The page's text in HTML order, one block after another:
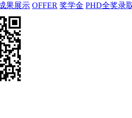
果展示 OFFER 奖学金 PHD全奖录